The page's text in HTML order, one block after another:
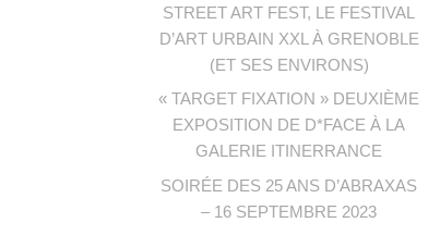
STREET ART FEST, LE FESTIVAL
D’ART URBAIN XXL À GRENOBLE
(ET SES ENVIRONS)
« TARGET FIXATION » DEUXIÈME
EXPOSITION DE D*FACE À LA
GALERIE ITINERRANCE
SOIRÉE DES 25 ANS D’ABRAXAS
– 16 SEPTEMBRE 2023